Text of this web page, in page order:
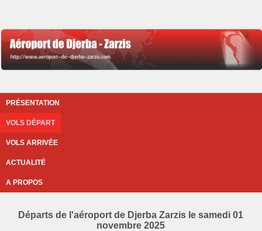
PRÉSENTATION
VOLS DÉPART
VOLS ARRIVÉE
ACTUALITÉ
A PROPOS
Départs de l'aéroport de Djerba Zarzis le samedi 01
novembre 2025